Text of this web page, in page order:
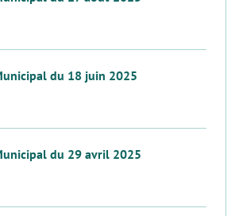
du 18 juin 2025
du 29 avril 2025